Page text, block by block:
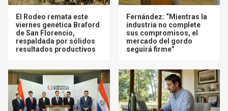
El Rodeo remata este
viernes genética Braford
de San Florencio,
respaldada por sólidos
resultados productivos
Fernández: “Mientras la
industria no complete
sus compromisos, el
mercado del gordo
seguirá firme”